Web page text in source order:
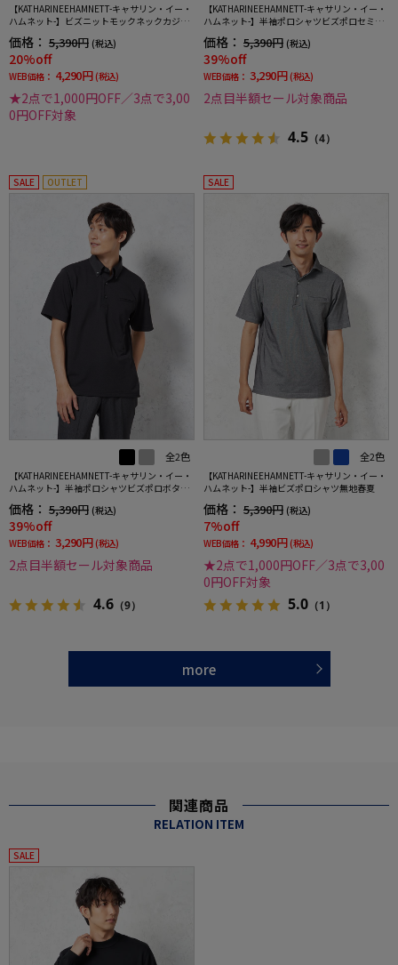
【KATHARINEEHAMNETT-キャサリン・イー・
ハムネット-】ビズニットモックネックカジュ
軽量吸湿発熱秋冬
価格： 5,390円 (税込)
20%off
WEB価格： 4,290円 (税込)
★2点で1,000円OFF／3点で3,00
0円OFF対象
【KATHARINEEHAMNETT-キャサリン・イー・
ハムネット-】半袖ポロシャツビズポロセミワ
価格： 5,390円 (税込)
39%off
WEB価格： 3,290円 (税込)
2点目半額セール対象商品
4.5 （4）
SALE OUTLET
全2色
【KATHARINEEHAMNETT-キャサリン・イー・
ハムネット-】半袖ポロシャツビズポロボタン
価格： 5,390円 (税込)
39%off
WEB価格： 3,290円 (税込)
2点目半額セール対象商品
4.6 （9）
SALE
全2色
【KATHARINEEHAMNETT-キャサリン・イー・
ハムネット-】半袖ビズポロシャツ無地春夏
価格： 5,390円 (税込)
7%off
WEB価格： 4,990円 (税込)
★2点で1,000円OFF／3点で3,00
0円OFF対象
5.0 （1）
more
関連商品
RELATION ITEM
SALE